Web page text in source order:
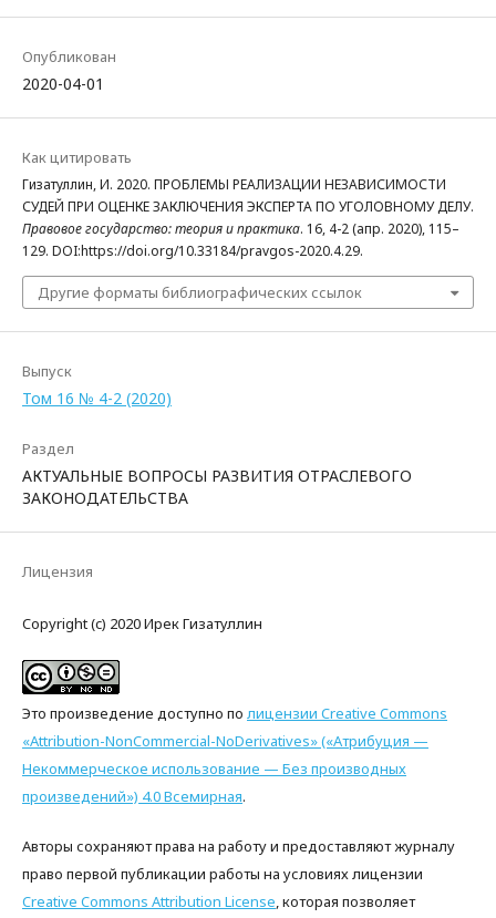
Опубликован
2020-04-01
Как цитировать
Гизатуллин, И. 2020. ПРОБЛЕМЫ РЕАЛИЗАЦИИ НЕЗАВИСИМОСТИ
СУДЕЙ ПРИ ОЦЕНКЕ ЗАКЛЮЧЕНИЯ ЭКСПЕРТА ПО УГОЛОВНОМУ ДЕЛУ.
Правовое государство: теория и практика. 16, 4-2 (апр. 2020), 115–
129. DOI:https://doi.org/10.33184/pravgos-2020.4.29.
Другие форматы библиографических ссылок
Выпуск
Том 16 № 4-2 (2020)
Раздел
АКТУАЛЬНЫЕ ВОПРОСЫ РАЗВИТИЯ ОТРАСЛЕВОГО
ЗАКОНОДАТЕЛЬСТВА
Лицензия
Copyright (c) 2020 Ирек Гизатуллин
Это произведение доступно по лицензии Creative Commons
«Attribution-NonCommercial-NoDerivatives» («Атрибуция —
Некоммерческое использование — Без производных
произведений») 4.0 Всемирная.
Авторы сохраняют права на работу и предоставляют журналу
право первой публикации работы на условиях лицензии
Creative Commons Attribution License, которая позволяет